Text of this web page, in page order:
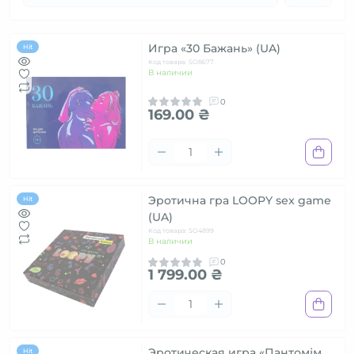
Hit Игра «30 Бажань» (UA)
Код товара: SO8677
В наличии
0
169.00 ₴
Hit
Эротична гра LOOPY sex game
(UA)
Код товара: SO4899
В наличии
0
1 799.00 ₴
Hit